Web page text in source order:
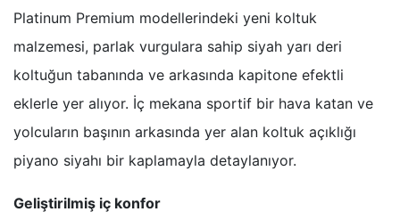
Platinum Premium modellerindeki yeni koltuk
malzemesi, parlak vurgulara sahip siyah yarı deri
koltuğun tabanında ve arkasında kapitone efektli
eklerle yer alıyor. İç mekana sportif bir hava katan ve
yolcuların başının arkasında yer alan koltuk açıklığı
piyano siyahı bir kaplamayla detaylanıyor.
Geliştirilmiş iç konfor